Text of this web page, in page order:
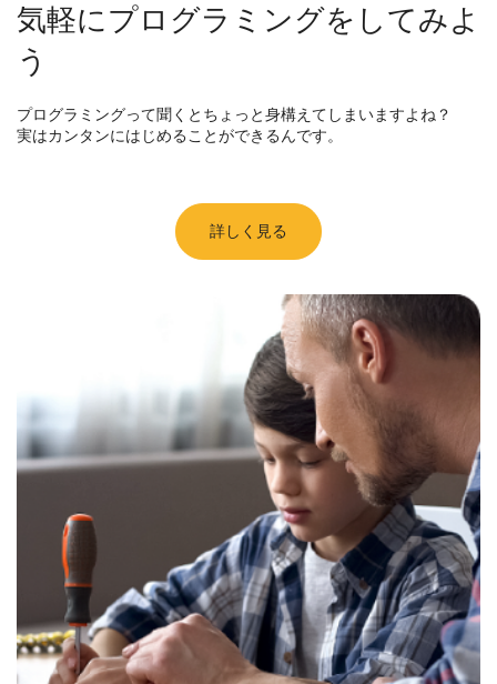
気軽にプログラミングをしてみよ
う
プログラミングって聞くとちょっと身構えてしまいますよね？
実はカンタンにはじめることができるんです。
詳しく見る